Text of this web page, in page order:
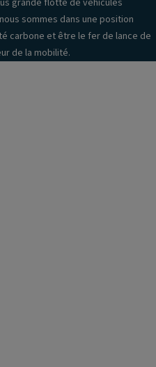
grande flotte de véhicules
sommes dans une position
carbone et être le fer de lance de
de la mobilité.